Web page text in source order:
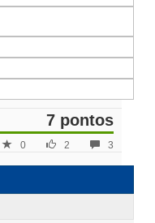
7 pontos
3
2
0